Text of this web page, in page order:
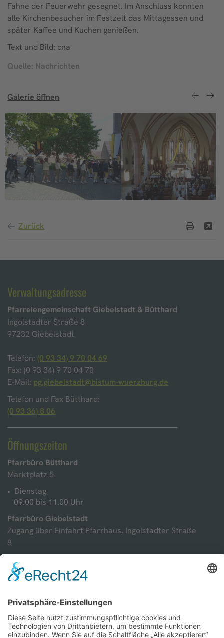
Fahne der Feuerwehr gesegnet. Im Anschluss konnten
alle Kirchenbesucher im Festzelt das Mittagessen und
später Kaffee und Kuchen genießen.
Text und Bild: cna
Quelle: Nachrichten
Galerie öffnen
Zurück
Verwaltungsadresse
Pfarreiengemeinschaft Giebelstadt & Bütthard
Ingolstadter Straße 8
97232 Giebelstadt
Telefon: (0 93 34) 9 70 04 69
Fax: (0 93 34) 9 70 04 70
E-Mail: pg.giebelstadt@bistum-wuerzburg.de
Telefon und Fax Bütthard:
(0 93 36) 8 06
Öffnungszeiten
Pfarrbüro Bütthard
Marktplatz 5
Dienstag
09.00 bis 11.00 Uhr
Pfarrbüro Giebelstadt
Zugang über Einfahrt Pfarrhaus, Ingolstadter Straße
8
09.00 Uhr bis 11.00 Uhr
Mittwoch
Kontakt
Anfrage direkt senden